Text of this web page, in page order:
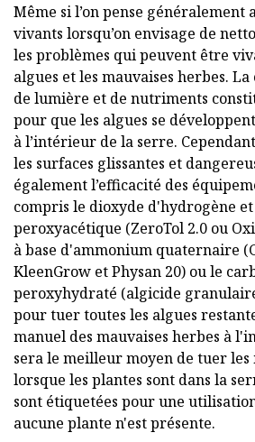
Même si l’on pense généralement
vivants lorsqu’on envisage de
les problèmes qui peuvent être
algues et les mauvaises herbes. La
de lumière et de nutriments
pour que les algues se
à l’intérieur de la serre.
les surfaces glissantes et
également l’efficacité des
compris le dioxyde d'hydrogène
peroxyacétique (ZeroTol 2.0 ou
à base d'ammonium quaternaire
KleenGrow et Physan 20) ou le
peroxyhydraté (algicide
pour tuer toutes les algues
manuel des mauvaises herbes à
sera le meilleur moyen de tuer les
lorsque les plantes sont dans la
sont étiquetées pour une
aucune plante n'est présente.